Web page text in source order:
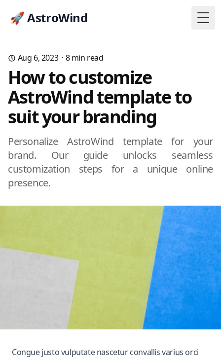
🚀 AstroWind
Aug 6, 2023· 8min read
How to customize
AstroWind template to
suit your branding
Personalize AstroWind template for your
brand. Our guide unlocks seamless
customization steps for a unique online
presence.
Congue justo vulputate nascetur convallis varius orci